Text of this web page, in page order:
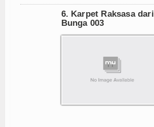
Obat & Pengobatan
Kesehatan Lansia
6. Karpet Raksasa dari
Bunga 003